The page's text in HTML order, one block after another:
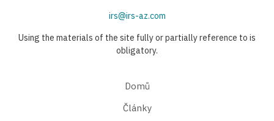
irs@irs-az.com
Using the materials of the site fully or partially reference to is
obligatory.
Domů
Články